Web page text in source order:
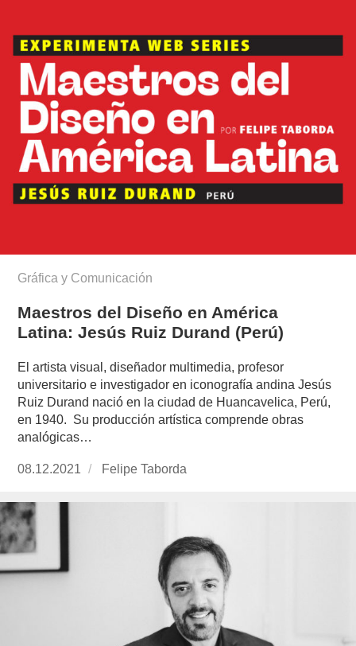
Gráfica y Comunicación
Maestros del Diseño en América
Latina: Jesús Ruiz Durand (Perú)
El artista visual, diseñador multimedia, profesor
universitario e investigador en iconografía andina Jesús
Ruiz Durand nació en la ciudad de Huancavelica, Perú,
en 1940. Su producción artística comprende obras
analógicas…
Publicado
08.12.2021
https://www.experimenta.es/author/felipe-
Felipe Taborda